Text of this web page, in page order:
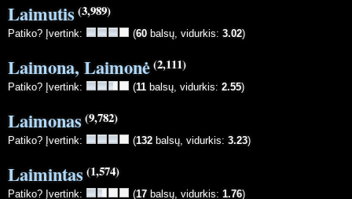
Laimutis(3,989)
Patiko? Įvertink: (60 balsų, vidurkis: 3.02)
Laimona, Laimonė(2,111)
Patiko? Įvertink: (11 balsų, vidurkis: 2.55)
Laimonas(9,782)
Patiko? Įvertink: (132 balsų, vidurkis: 3.23)
Laimintas(1,574)
Patiko? Įvertink: (17 balsų, vidurkis: 1.76)